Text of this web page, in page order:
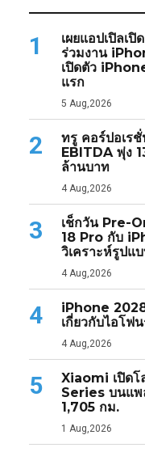
1
เผยแอปเปิลเ
ร่วมงาน
เปิดตัว
แรก
5 Aug,2026
2
ทรู คอร์ปอเร
EBITDA พุ่ง
ล้านบาท
4 Aug,2026
3
เช็กวัน Pre-
18 Pro กับ
วิเคราะห์รูป
4 Aug,2026
4
iPhone
เกี่ยวกับไอโฟ
4 Aug,2026
5
Xiaomi เปิด
Series บนแพ
1,705 กม.
1 Aug,2026